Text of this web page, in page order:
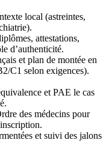
local (astreintes,
attestations,
d’authenticité.
et plan de montée en
C1 selon exigences).
et PAE le cas
des médecins pour
et suivi des jalons